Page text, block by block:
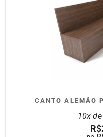
CANTO ALEMÃO
10x de
R$